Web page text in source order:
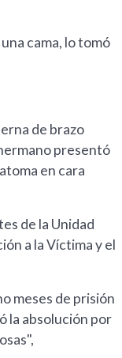
cama, lo tomó
de brazo
presentó
en cara
de la Unidad
a la Víctima y el
meses de prisión
la absolución por